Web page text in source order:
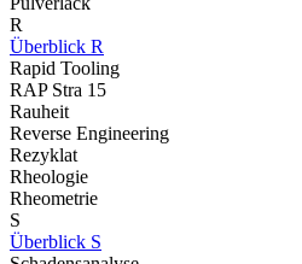
R
Überblick R
Rapid Tooling
RAP Stra 15
Rauheit
Reverse Engineering
Rezyklat
Rheologie
Rheometrie
S
Überblick S